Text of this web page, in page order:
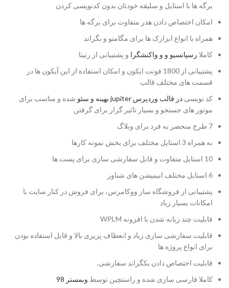
برگه ها با استایل و سلیقه خودتان بدون کدنویسی کردن
امکان اختصاص دادن هدر متفاوت برای برگه ها
همراه با انواع ابزارک ها برای مگامنو و بگراند
کاملا رسپانسیو و و واکنشگرا و پشتیبانی از رتینا
پشتیبانی از 1800 فونت ایکون و امکان استفاده از این آیکون ها در
قسمت های مختلف قالب
کد نویسی در قالب وردپرس jupiter بهینه و سئو
شده و مناسب برای
موتور های جستجو و بسیار تاثیر گزار برای گرفتن
7 طرح منحصر به فرد برای وبلاگ
به همراه 3 استایل مختلف برای بخش نمونه کارها
10 استایل متفاوت و قابل سفارشی سازی برای پست ها
6 استایل مختلف انیمیشن های شناور
پشتیبانی از فروشگاه ساز ووکامرس، برای فروش در کنار سایت با
امکانات بسیار زیاد
قابلیت چند زبانه شدن با افزونه WPLM
قابلیت سفارشی سازی زیاد و انعطاف پزیری بالا و قابل استفاده بودن
برای انواع پروژه ها
قابلیت اختصاص دادن بکگراند سفارشی.
کاملا فارسی سازی شده و راستچین توسط وبمستر 98